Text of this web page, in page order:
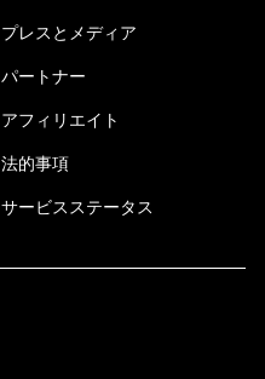
プレスとメディア
パートナー
アフィリエイト
法的事項
サービスステータス